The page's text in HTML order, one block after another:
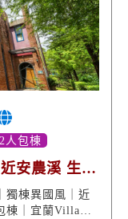
人包棟
安農溪 生態
獨棟異國風｜近
棟｜宜蘭Villa民